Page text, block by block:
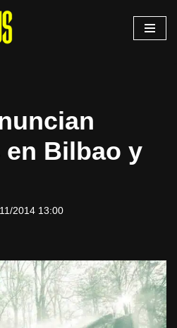
Bilbao y
2014 13:00